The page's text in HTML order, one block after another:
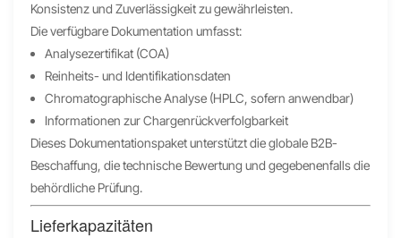
Konsistenz und Zuverlässigkeit zu gewährleisten.
Die verfügbare Dokumentation umfasst:
Analysezertifikat (COA)
Reinheits- und Identifikationsdaten
Chromatographische Analyse (HPLC, sofern anwendbar)
Informationen zur Chargenrückverfolgbarkeit
Dieses Dokumentationspaket unterstützt die globale B2B-
Beschaffung, die technische Bewertung und gegebenenfalls die
behördliche Prüfung.
Lieferkapazitäten